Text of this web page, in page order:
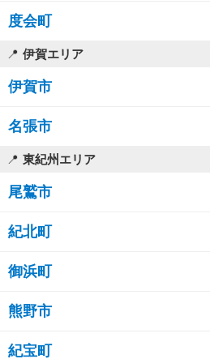
度会町
伊賀エリア
伊賀市
名張市
東紀州エリア
尾鷲市
紀北町
御浜町
熊野市
紀宝町